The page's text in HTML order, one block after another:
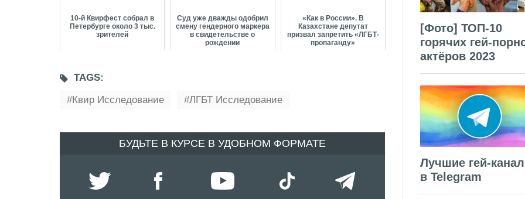
10-й Квирфест собрал в
Петербурге около 3 тыс.
зрителей
Суд уже дважды одобрил
смену гендерного маркера
в свидетельстве о
рождении
«Как в России». В
Казахстане депутат
призвал запретить «ЛГБТ-
пропаганду»
TAGS:
Квир Исследование
ЛГБТ Исследование
БУДЬТЕ В КУРСЕ В УДОБНОМ ФОРМАТЕ
[Фото] ТОП-10
горячих гей-
актёров 2023
Лучшие гей-
в Telegram